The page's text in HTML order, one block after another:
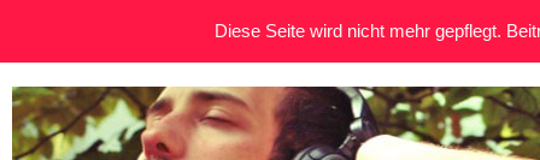
Diese Seite wird nicht mehr gepflegt.